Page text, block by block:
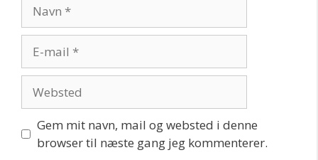
mail
Gem mit navn, mail og websted i denne
browser til næste gang jeg kommenterer.